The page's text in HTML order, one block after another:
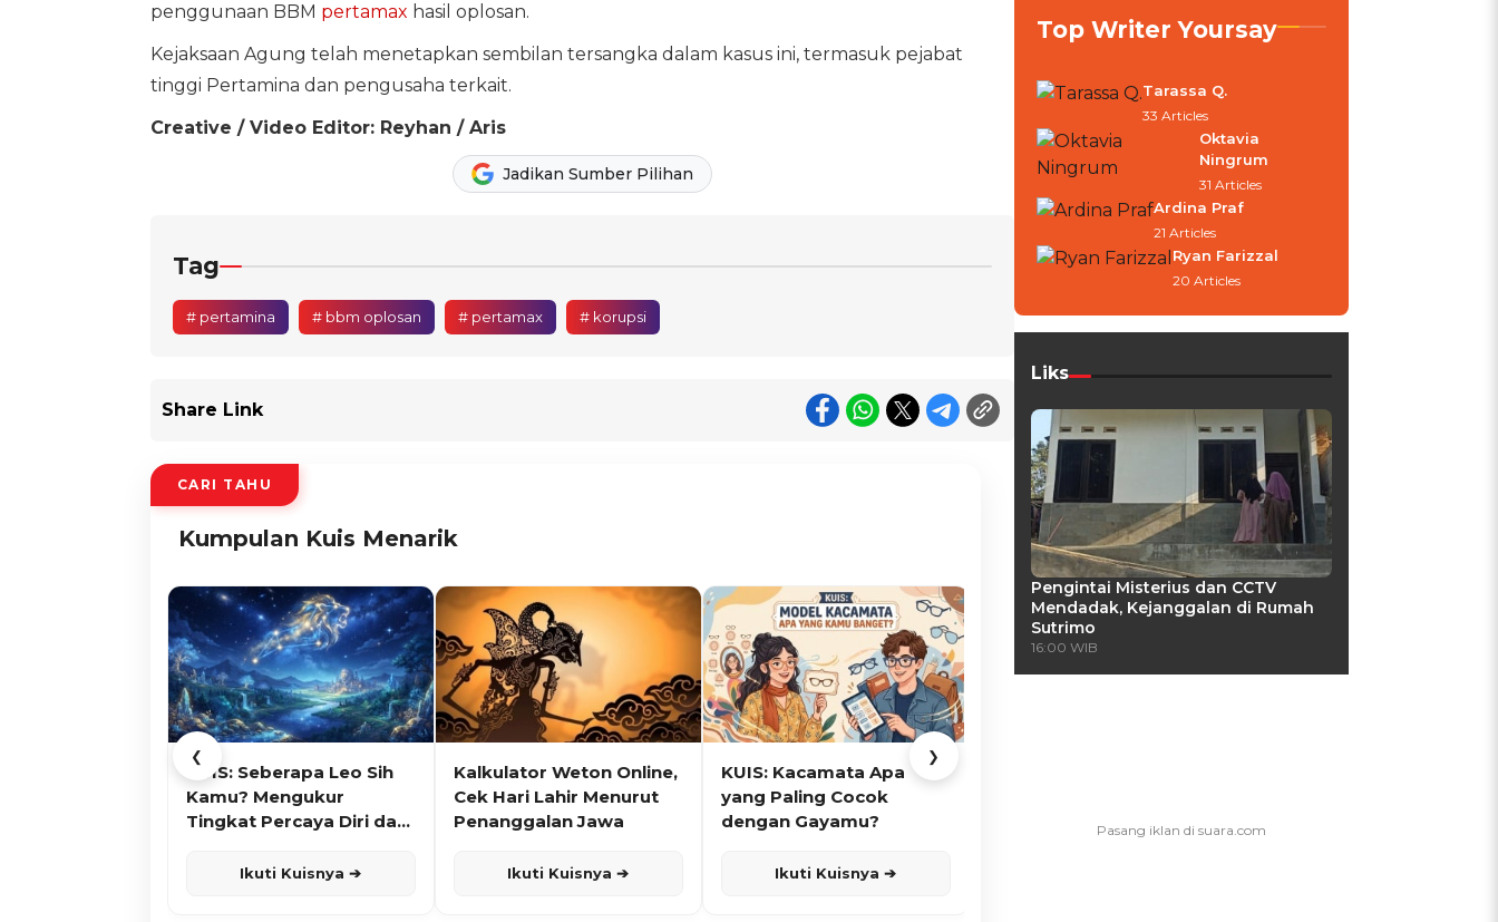
penggunaan BBM pertamax hasil oplosan.
Kejaksaan Agung telah menetapkan sembilan tersangka dalam kasus ini, termasuk pejabat
tinggi Pertamina dan pengusaha terkait.
Creative / Video Editor: Reyhan / Aris
Jadikan Sumber Pilihan
Tag
# pertamina # bbm oplosan # pertamax # korupsi
Share Link
CARI TAHU
Kumpulan Kuis Menarik
❮
KUIS: Seberapa Leo Sih
Kamu? Mengukur
Tingkat Percaya Diri dan
Ikuti Kuisnya ➔
Kalkulator Weton Online,
Cek Hari Lahir Menurut
Penanggalan Jawa
Ikuti Kuisnya ➔
KUIS: Kacamata Apa
yang Paling Cocok
dengan Gayamu?
Ikuti Kuisnya ➔
Kepribadianmu?
❯
Top Writer Yoursay
Tarassa Q.
33 Articles
Oktavia
Ningrum
31 Articles
Ardina Praf
21 Articles
Ryan Farizzal
20 Articles
Liks
Pengintai Misterius dan CCTV
Mendadak, Kejanggalan di Rumah
Sutrimo
16:00 WIB